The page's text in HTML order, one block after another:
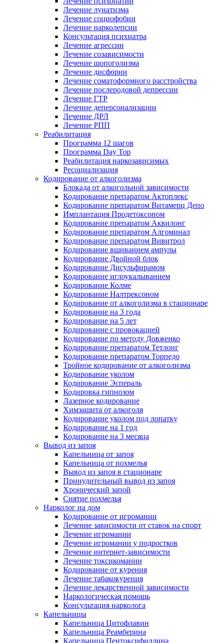
Лечение лунатизма
Лечение социофобии
Лечение нарколепсии
Консультация психиатра
Лечение агрессии
Лечение созависимости
Лечение шопоголизма
Лечение дисфории
Лечение соматоформного расстройства
Лечение послеродовой депрессии
Лечение ГТР
Лечение деперсонализации
Лечение ДРЛ
Лечение РПП
Реабилитация
Программа 12 шагов
Программа Day Top
Реабилитация наркозависимых
Ресоциализация
Кодирование от алкоголизма
Блокада от алкогольной зависимости
Кодирование препаратом Актоплекс
Кодирование препаратом Витамерц Депо
Имплантация Продетоксоном
Кодирование препаратом Аквилонг
Кодирование препаратом Алгоминал
Кодирование препаратом Вивитрол
Кодирование вшиванием ампулы
Кодирование Двойной блок
Кодирование Дисульфирамом
Кодирование иглоукалыванием
Кодирование Колме
Кодирование Налтрексоном
Кодирование от алкоголизма в стационаре
Кодирование на 3 года
Кодирование на 5 лет
Кодирование с провокацией
Кодирование по методу Довженко
Кодирование препаратом Тетлонг
Кодирование препаратом Торпедо
Тройное кодирование от алкоголизма
Кодирование уколом
Кодирование Эспераль
Кодировка гипнозом
Лазерное кодирование
Химзащита от алкоголя
Кодирование уколом под лопатку
Кодирование на 1 год
Кодирование на 3 месяца
Вывод из запоя
Капельница от запоя
Капельница от похмелья
Вывод из запоя в стационаре
Принудительный вывод из запоя
Хронический запой
Снятие похмелья
Нарколог на дом
Кодирование от игромании
Лечение зависимости от ставок на спорт
Лечение игромании
Лечение игромании у подростков
Лечение интернет-зависимости
Лечение токсикомании
Кодирование от курения
Лечение табакокурения
Лечение лекарственной зависимости
Наркологическая помощь
Консультация нарколога
Капельницы
Капельница Цитофлавин
Капельница Реамберина
Капельница Пентоксифиллина